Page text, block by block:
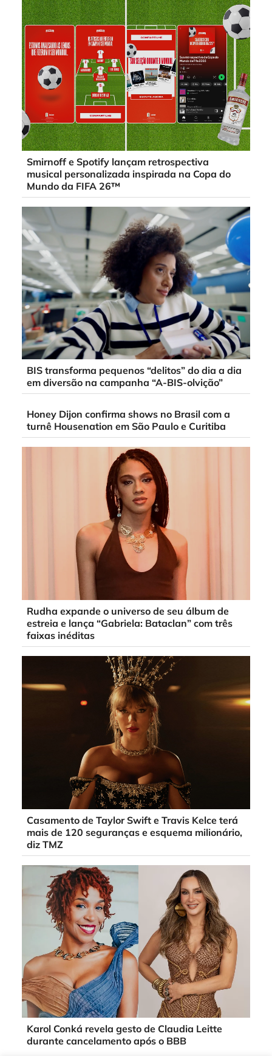
Smirnoff e Spotify lançam retrospectiva
musical personalizada inspirada na Copa do
Mundo da FIFA 26™
BIS transforma pequenos “delitos” do dia a dia
em diversão na campanha “A-BIS-olvição”
Honey Dijon confirma shows no Brasil com a
turnê Housenation em São Paulo e Curitiba
Rudha expande o universo de seu álbum de
estreia e lança “Gabriela: Bataclan” com três
faixas inéditas
Casamento de Taylor Swift e Travis Kelce terá
mais de 120 seguranças e esquema milionário,
diz TMZ
Karol Conká revela gesto de Claudia Leitte
durante cancelamento após o BBB